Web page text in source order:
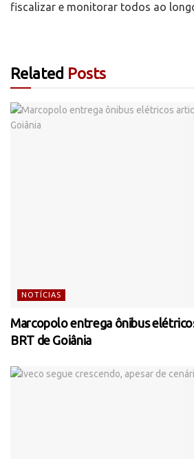
fiscalizar e monitorar todos ao
Related Posts
NOTÍCIAS
Marcopolo entrega ônibus
BRT de Goiânia